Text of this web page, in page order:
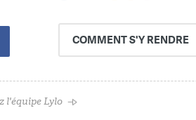
COMMENTS'Y RENDRE
l'équipe Lylo